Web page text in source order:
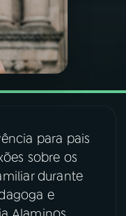
para pais
sobre os
durante
e